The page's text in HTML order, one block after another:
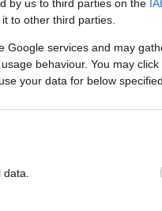
by us to third parties on the
to other third parties.
Google services and may
behaviour. You may
your data for below
και ένα